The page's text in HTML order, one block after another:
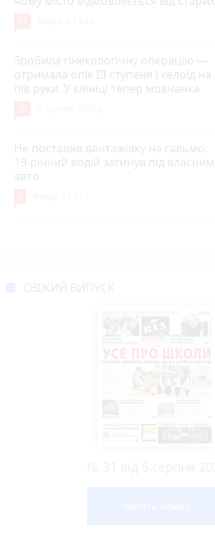
Зробила гінекологічну операцію —
отримала опік ІІІ ступеня і келоїд на
пів руки. У клініці тепер мовчанка
Не поставив вантажівку на гальмо:
19-річний водій загинув під власним
авто